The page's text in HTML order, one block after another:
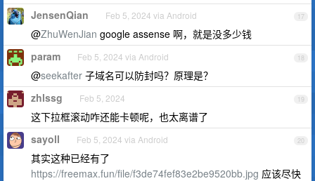
17
JensenQian Feb 5, 2024 via Android
@ZhuWenJian google assense 啊，就是没多少钱
18
param Feb 5, 2024 via Android
@seekafter 子域名可以防封吗？原理是？
19
zhlssg Feb 5, 2024
这下拉框滚动咋还能卡顿呢，也太离谱了
20
sayoll Feb 5, 2024 via Android
其实这种已经有了
https://freemax.fun/file/f3de74fef83e2be9520bb.jpg 应该尽快